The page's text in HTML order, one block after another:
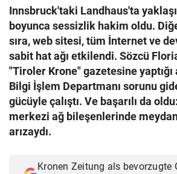
© Krone Multimedia GmbH & Co KG 2026
Muthgasse 2, 1190 Wien
Innsbruck'taki Landhaus'ta
boyunca sessizlik hakim oldu.
sıra, web sitesi, tüm İnternet ve
sabit hat ağı etkilendi. Sözcü
"Tiroler Krone" gazetesine yaptığı
Bilgi İşlem Departmanı sorunu
gücüyle çalıştı. Ve başarılı da
merkezi ağ bileşenlerinde
arızaydı.
Kronen Zeitung als bevorzugte